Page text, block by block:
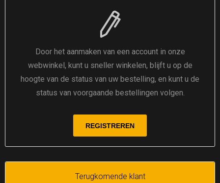
Door het aanmaken van een account in onze
webwinkel, kunt u sneller winkelen, blijft u op de
hoogte van de status van uw bestelling, en kunt u de
status van voorgaande bestellingen volgen.
Terugkomende klant